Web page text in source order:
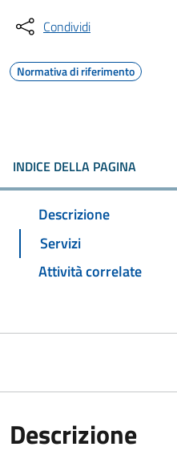
Condividi
Normativa di riferimento
INDICE DELLA PAGINA
Descrizione
Servizi
Attività correlate
Descrizione